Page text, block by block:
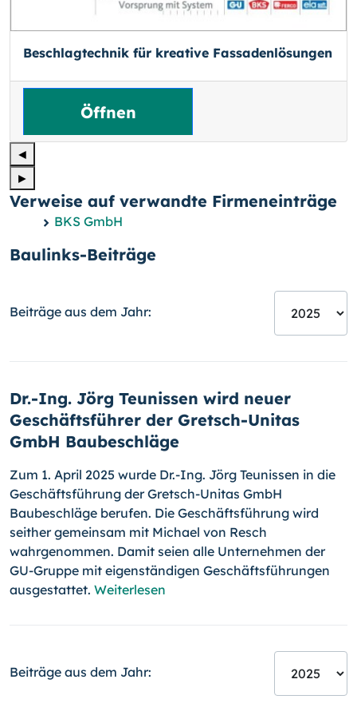
Beschlagtechnik für kreative Fassadenlösungen
Öffnen
◄
►
Verweise auf verwandte Firmeneinträge
BKS GmbH
Baulinks-Beiträge
Beiträge aus dem Jahr:
Dr.-Ing. Jörg Teunissen wird neuer
Geschäftsführer der Gretsch-Unitas
GmbH Baubeschläge
Zum 1. April 2025 wurde Dr.-Ing. Jörg Teunissen in die
Geschäftsführung der Gretsch-Unitas GmbH
Baubeschläge berufen. Die Geschäftsführung wird
seither gemeinsam mit Michael von Resch
wahrgenommen. Damit seien alle Unternehmen der
GU-Gruppe mit eigenständigen Geschäftsführungen
ausgestattet. Weiterlesen
Beiträge aus dem Jahr: